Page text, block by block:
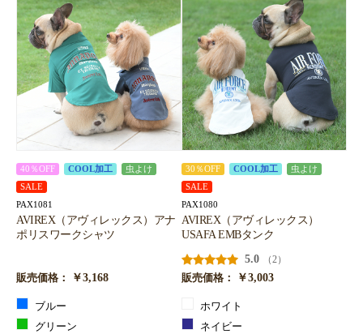
40％OFF COOL加工
虫よけ
SALE
PAX1081
AVIREX（アヴィレックス）アナ
ポリスワークシャツ
販売価格： ￥3,168
ブルー
グリーン
30％OFF COOL加工
虫よけ
SALE
PAX1080
AVIREX（アヴィレックス）
USAFA EMBタンク
5.0
（2）
販売価格：
￥3,003
ホワイト
ネイビー